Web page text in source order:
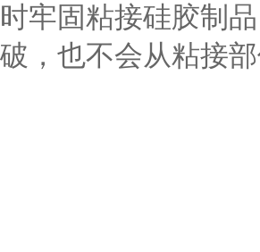
时牢固粘接硅胶制
破，也不会从粘接部